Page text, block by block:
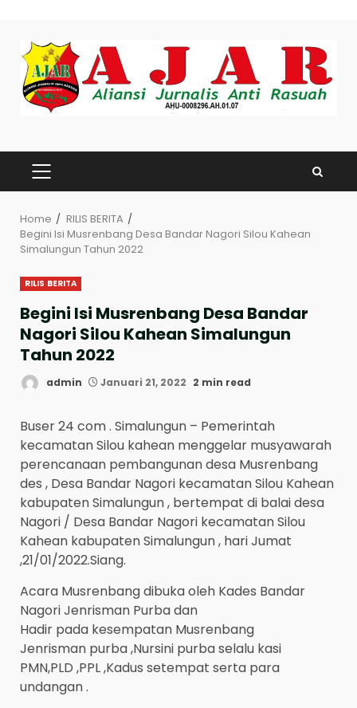
content
PRIMARY
MENU
Home
RILIS BERITA
Begini Isi Musrenbang Desa Bandar Nagori Silou Kahean
Simalungun Tahun 2022
RILIS BERITA
Begini Isi Musrenbang Desa Bandar
Nagori Silou Kahean Simalungun
Tahun 2022
admin Januari 21, 2022 2 min read
Buser 24 com . Simalungun – Pemerintah
kecamatan Silou kahean menggelar musyawarah
perencanaan pembangunan desa Musrenbang
des , Desa Bandar Nagori kecamatan Silou Kahean
kabupaten Simalungun , bertempat di balai desa
Nagori / Desa Bandar Nagori kecamatan Silou
Kahean kabupaten Simalungun , hari Jumat
,21/01/2022.Siang.
Acara Musrenbang dibuka oleh Kades Bandar
Nagori Jenrisman Purba dan
Hadir pada kesempatan Musrenbang
Jenrisman purba ,Nursini purba selalu kasi
PMN,PLD ,PPL ,Kadus setempat serta para
undangan .